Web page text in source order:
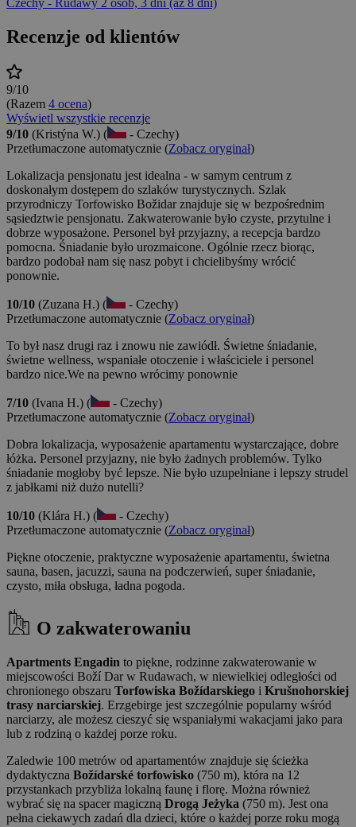
Czechy - Rudawy 2 osób, 3 dni (aź 8 dni)
Recenzje od klientów
9/10
(Razem 4 ocena)
Wyświetl wszystkie recenzje
9/10 (Kristýna W.) (
- Czechy)
Przetłumaczone automatycznie (Zobacz oryginał)
Lokalizacja pensjonatu jest idealna - w samym centrum z
doskonałym dostępem do szlaków turystycznych. Szlak
przyrodniczy Torfowisko Božidar znajduje się w bezpośrednim
sąsiedztwie pensjonatu. Zakwaterowanie było czyste, przytulne i
dobrze wyposażone. Personel był przyjazny, a recepcja bardzo
pomocna. Śniadanie było urozmaicone. Ogólnie rzecz biorąc,
bardzo podobał nam się nasz pobyt i chcielibyśmy wrócić
ponownie.
10/10 (Zuzana H.) (
- Czechy)
Przetłumaczone automatycznie (Zobacz oryginał)
To był nasz drugi raz i znowu nie zawiódł. Świetne śniadanie,
świetne wellness, wspaniałe otoczenie i właściciele i personel
bardzo nice.We na pewno wrócimy ponownie
7/10 (Ivana H.) (
- Czechy)
Przetłumaczone automatycznie (Zobacz oryginał)
Dobra lokalizacja, wyposażenie apartamentu wystarczające, dobre
łóżka. Personel przyjazny, nie było żadnych problemów. Tylko
śniadanie mogłoby być lepsze. Nie było uzupełniane i lepszy strudel
z jabłkami niż dużo nutelli?
10/10 (Klára H.) (
- Czechy)
Przetłumaczone automatycznie (Zobacz oryginał)
Piękne otoczenie, praktyczne wyposażenie apartamentu, świetna
sauna, basen, jacuzzi, sauna na podczerwień, super śniadanie,
czysto, miła obsługa, ładna pogoda.
O zakwaterowaniu
Apartments Engadin to piękne, rodzinne zakwaterowanie w
miejscowości Boží Dar w Rudawach, w niewielkiej odległości od
chronionego obszaru Torfowiska Božídarskiego i Krušnohorskiej
trasy narciarskiej. Erzgebirge jest szczególnie popularny wśród
narciarzy, ale możesz cieszyć się wspaniałymi wakacjami jako para
lub z rodziną o każdej porze roku.
Zaledwie 100 metrów od apartamentów znajduje się ścieżka
dydaktyczna Božídarské torfowisko (750 m), która na 12
przystankach przybliża lokalną faunę i florę. Można również
wybrać się na spacer magiczną Drogą Jeżyka (750 m). Jest ona
pełna ciekawych zadań dla dzieci, które o każdej porze roku mogą